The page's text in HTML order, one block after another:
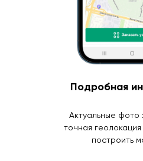
Подробная
Актуальные фото
точная
построить